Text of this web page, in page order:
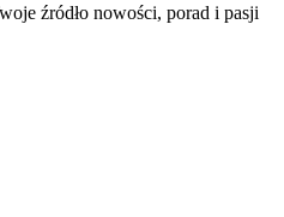
źródło nowości, porad i pasji